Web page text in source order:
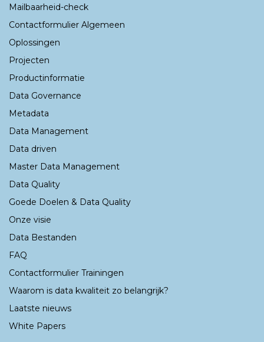
Mailbaarheid-check
Contactformulier Algemeen
Oplossingen
Projecten
Productinformatie
Data Governance
Metadata
Data Management
Data driven
Master Data Management
Data Quality
Goede Doelen & Data Quality
Onze visie
Data Bestanden
FAQ
Contactformulier Trainingen
Waarom is data kwaliteit zo belangrijk?
Laatste nieuws
White Papers